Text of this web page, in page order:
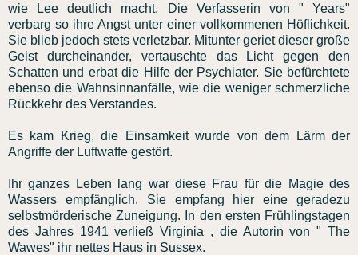
wie Lee deutlich macht. Die Verfasserin von " Years"
verbarg so ihre Angst unter einer vollkommenen Höflichkeit.
Sie blieb jedoch stets verletzbar. Mitunter geriet dieser große
Geist durcheinander, vertauschte das Licht gegen den
Schatten und erbat die Hilfe der Psychiater. Sie befürchtete
ebenso die Wahnsinnanfälle, wie die weniger schmerzliche
Rückkehr des Verstandes.
Es kam Krieg, die Einsamkeit wurde von dem Lärm der
Angriffe der Luftwaffe gestört.
Ihr ganzes Leben lang war diese Frau für die Magie des
Wassers empfänglich. Sie empfang hier eine geradezu
selbstmörderische Zuneigung. In den ersten Frühlingstagen
des Jahres 1941 verließ Virginia , die Autorin von " The
Wawes" ihr nettes Haus in Sussex.